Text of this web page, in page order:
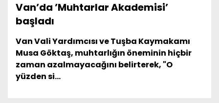
Van’da ’Muhtarlar Akademisi’
başladı
Van Vali Yardımcısı ve Tuşba Kaymakamı
Musa Göktaş, muhtarlığın öneminin hiçbir
zaman azalmayacağını belirterek, "O
yüzden si...